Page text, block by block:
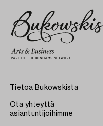
Tietoa Bukowskista
Ota yhteyttä
asiantuntijoihimme